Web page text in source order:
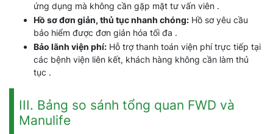
ứng dụng mà không cần gặp mặt tư vấn viên .
Hồ sơ đơn giản, thủ tục nhanh chóng: Hồ sơ yêu cầu
bảo hiểm được đơn giản hóa tối đa .
Bảo lãnh viện phí: Hỗ trợ thanh toán viện phí trực tiếp tại
các bệnh viện liên kết, khách hàng không cần làm thủ
tục .
III. Bảng so sánh tổng quan FWD và
Manulife